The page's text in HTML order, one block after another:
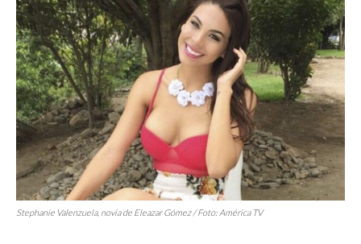
Stephanie Valenzuela, novia de Eleazar Gómez / Foto: América TV